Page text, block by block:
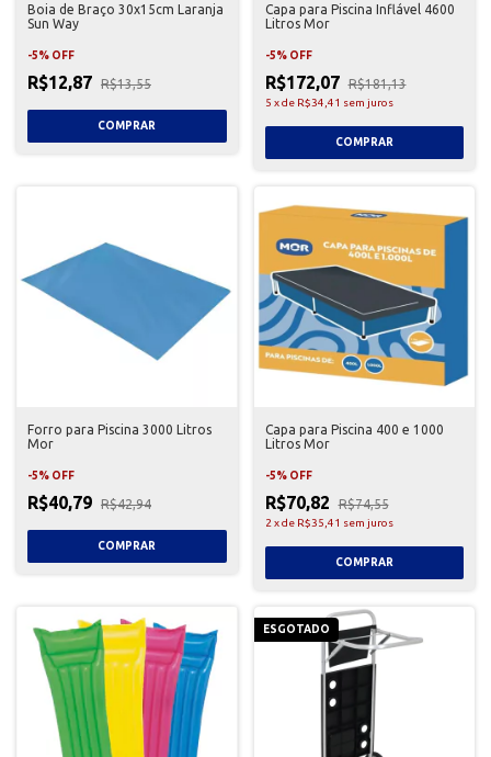
Boia de Braço 30x15cm Laranja
Sun Way
-5% OFF
R$12,87 R$13,55
Capa para Piscina Inflável 4600
Litros Mor
-5% OFF
R$172,07 R$181,13
5 xde R$34,41 sem juros
Forro para Piscina 3000 Litros
Mor
-5% OFF
R$40,79 R$42,94
Capa para Piscina 400 e 1000
Litros Mor
-5% OFF
R$70,82 R$74,55
2 xde R$35,41 sem juros
ESGOTADO